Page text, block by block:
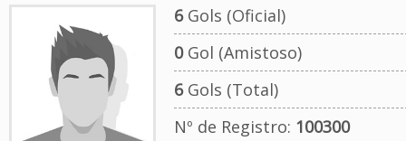
6Gols (Oficial)
0Gol (Amistoso)
6Gols (Total)
Nº de Registro: 100300